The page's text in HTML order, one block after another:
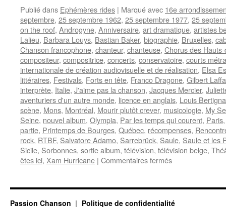
Publié dans Ephémères rides | Marqué avec 16e
septembre, 25 septembre 1962, 25 septembre 1977, 25
on the roof, Androgyne, Anniversaire, art dramatique, artistes
Lalieu, Barbara Louys, Bastian Baker, biographie, Bruxelles,
Chanson francophone, chanteur, chanteuse, Chorus des
compositeur, compositrice, concerts, conservatoire, courts
internationale de création audiovisuelle et de réalisation, Elsa
littéraires, Festivals, Forts en tête, Franco Dragone, Gilbert
interprète, Italie, J'aime pas la chanson, Jacques Mercier,
aventuriers d'un autre monde, licence en anglais, Louis
scène, Mons, Montréal, Mourir plutôt crever, musicologie, My
Seine, nouvel album, Olympia, Par les temps qui courent, Paris
partie, Printemps de Bourges, Québec, récompenses,
rock, RTBF, Salvatore Adamo, Sarrebrück, Saule, Saule et les
Sicile, Sorbonnes, sortie album, télévision, télévision belge,
êtes ici, Xam Hurricane | Commentaires ferméssur
Passion Chanson Politique de confidentialité